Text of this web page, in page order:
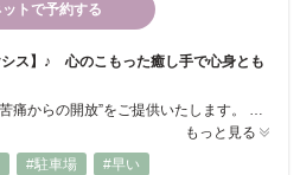
ットで予約する
ス】♪ 心のこもった癒し手で心身とも
イヤシスはお客様に“安らぎ”と“苦痛からの開放”をご提供いたします。 ソフト整体やリフレクソロジーによって筋肉の緊張やコリをほぐすだけでなく、自然治療力も向上させ、健康な体に。 こころのこもったおもてなしで心身の疲れを癒します。
もっと見る
#駐車場 #早い